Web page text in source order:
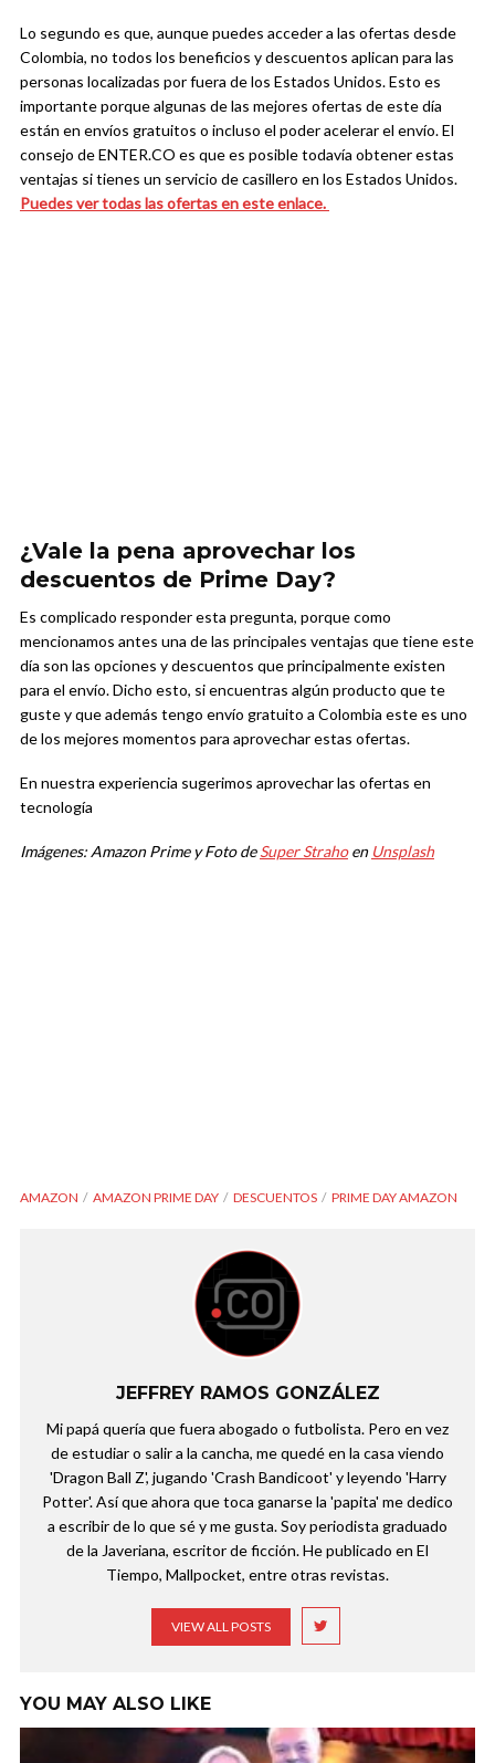
Lo segundo es que, aunque puedes acceder a las ofertas desde
Colombia, no todos los beneficios y descuentos aplican para las
personas localizadas por fuera de los Estados Unidos. Esto es
importante porque algunas de las mejores ofertas de este día
están en envíos gratuitos o incluso el poder acelerar el envío. El
consejo de ENTER.CO es que es posible todavía obtener estas
ventajas si tienes un servicio de casillero en los Estados Unidos.
Puedes ver todas las ofertas en este enlace.
¿Vale la pena aprovechar los
descuentos de Prime Day?
Es complicado responder esta pregunta, porque como
mencionamos antes una de las principales ventajas que tiene este
día son las opciones y descuentos que principalmente existen
para el envío. Dicho esto, si encuentras algún producto que te
guste y que además tengo envío gratuito a Colombia este es uno
de los mejores momentos para aprovechar estas ofertas.
En nuestra experiencia sugerimos aprovechar las ofertas en
tecnología
Imágenes: Amazon Prime y Foto deSuper Strahoen Unsplash
AMAZON AMAZON PRIME DAY DESCUENTOS PRIME DAY AMAZON
JEFFREY RAMOS GONZÁLEZ
Mi papá quería que fuera abogado o futbolista. Pero en vez
de estudiar o salir a la cancha, me quedé en la casa viendo
'Dragon Ball Z', jugando 'Crash Bandicoot' y leyendo 'Harry
Potter'. Así que ahora que toca ganarse la 'papita' me dedico
a escribir de lo que sé y me gusta. Soy periodista graduado
de la Javeriana, escritor de ficción. He publicado en El
Tiempo, Mallpocket, entre otras revistas.
VIEW ALL POSTS
YOU MAY ALSO LIKE